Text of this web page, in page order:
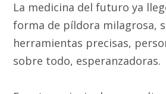
La medicina del futuro ya
forma de píldora milagrosa,
herramientas precisas,
sobre todo, esperanzadoras.